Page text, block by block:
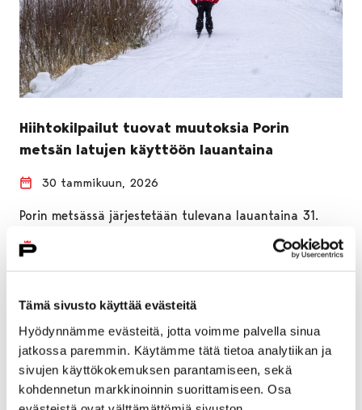
Tämä sivusto käyttää evästeitä
Hyödynnämme evästeitä, jotta voimme palvella sinua
jatkossa paremmin. Käytämme tätä tietoa analytiikan ja
sivujen käyttökokemuksen parantamiseen, sekä
kohdennetun markkinoinnin suorittamiseen. Osa
Hiihtokilpailut tuovat muutoksia Porin
metsän latujen käyttöön lauantaina
30 tammikuun, 2026
Porin metsässä järjestetään tulevana lauantaina 31.
tammikuuta Noormarkun Nopsan isännöimät
hiihtokilpailut, jotka sulkevat hetkellisesti osan alueen
hiihtoladuista. Maauimalan ympäristön ladut…